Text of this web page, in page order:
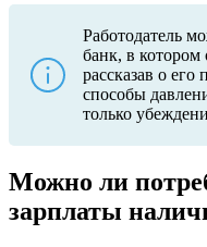
Работодатель
банк, в котором
рассказав о
способы
только
Можно ли
зарплаты